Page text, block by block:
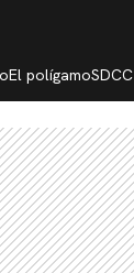
El polígamoSDCC